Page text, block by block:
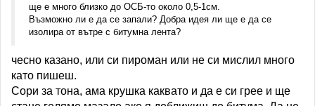
ще е много близко до ОСБ-то около 0,5-1см.
Възможно ли е да се запали? Добра идея ли ще е да се
изолира от вътре с битумна лента?
чесно казано, или си пироман или не си мислил много
като пишеш.
Сори за тона, ама крушка каквато и да е си грее и ще